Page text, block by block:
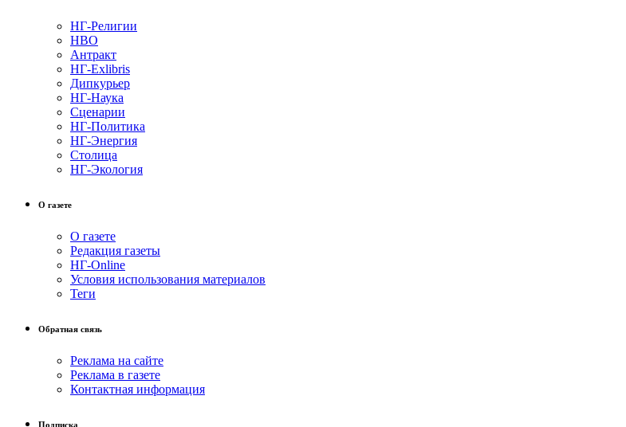
НГ-Религии
НВО
Антракт
НГ-Exlibris
Дипкурьер
НГ-Наука
Сценарии
НГ-Политика
НГ-Энергия
Столица
НГ-Экология
О газете
О газете
Редакция газеты
НГ-Online
Условия использования материалов
Теги
Обратная связь
Реклама на сайте
Реклама в газете
Контактная информация
Подписка